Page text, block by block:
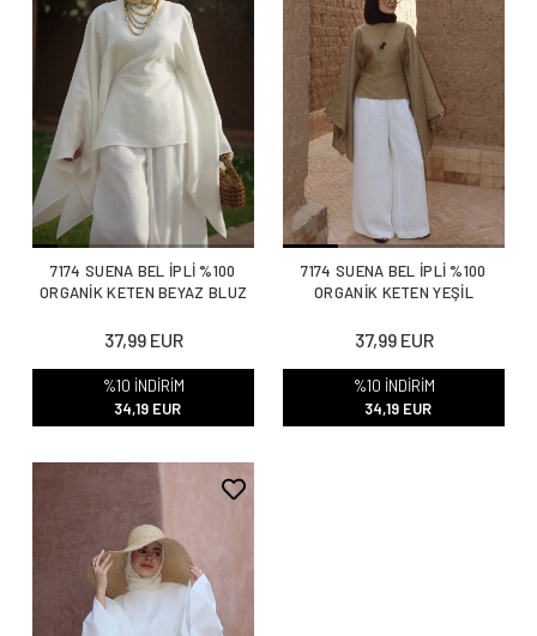
7174 SUENA BEL İPLİ %100
ORGANİK KETEN BEYAZ BLUZ
37,99 EUR
%10 İNDİRİM
34,19 EUR
7174 SUENA BEL İPLİ %100
ORGANİK KETEN YEŞİL
37,99 EUR
%10 İNDİRİM
34,19 EUR